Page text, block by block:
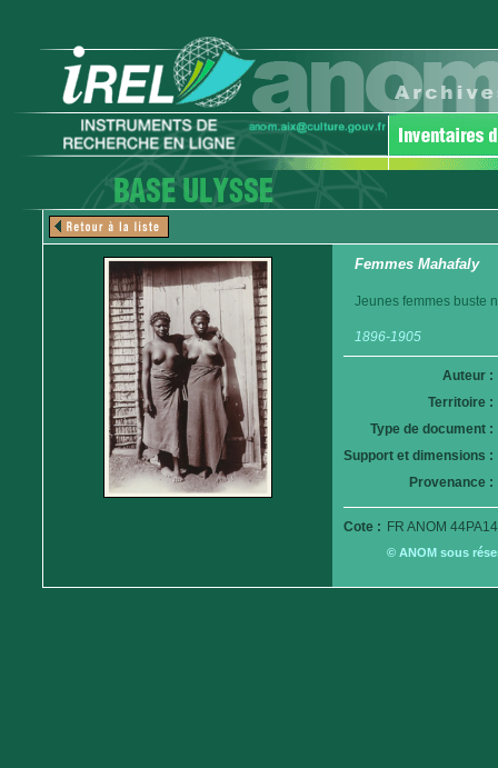
Femmes Mahafaly
Jeunes femmes buste
1896-1905
Auteur :
Territoire :
Type de document :
Support et dimensions :
Provenance :
Cote : FR ANOM
© ANOM sous